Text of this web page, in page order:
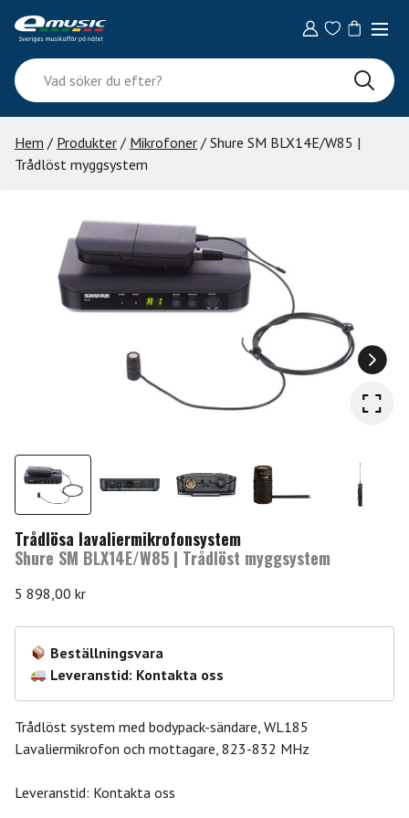
content
Vad
söker
du
efter?
Hem / Produkter / Mikrofoner / Shure SM BLX14E/W85 |
Trådlöst myggsystem
Trådlösa lavaliermikrofonsystem
Shure SM BLX14E/W85 | Trådlöst myggsystem
5 898,00 kr
Beställningsvara
Leveranstid: Kontakta oss
Trådlöst system med bodypack-sändare, WL185
Lavaliermikrofon och mottagare, 823-832 MHz
Leveranstid: Kontakta oss